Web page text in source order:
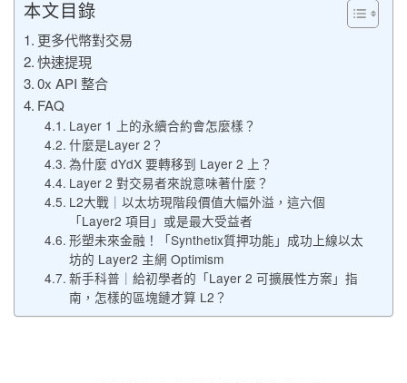
本文目錄
更多代幣對交易
快速提現
0x API 整合
FAQ
Layer 1 上的永續合約會怎麼樣？
什麼是Layer 2？
為什麼 dYdX 要轉移到 Layer 2 上？
Layer 2 對交易者來說意味著什麼？
L2大戰｜以太坊現階段價值大幅外溢，這六個
「Layer2 項目」或是最大受益者
形塑未來金融！「Synthetix質押功能」成功上線以太
坊的 Layer2 主網 Optimism
新手科普｜給初學者的「Layer 2 可擴展性方案」指
南，怎樣的區塊鏈才算 L2？